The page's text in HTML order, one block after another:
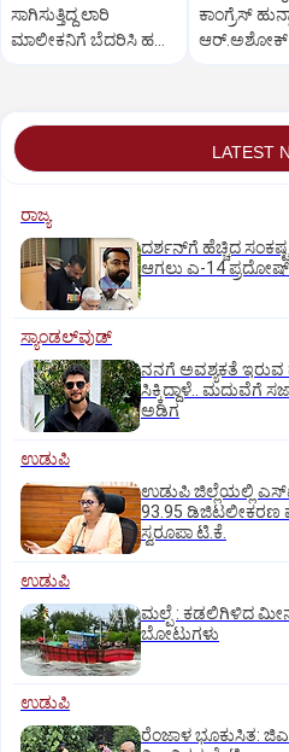
ಸಾಗಿಸುತ್ತಿದ್ದ ಲಾರಿ
ಮಾಲೀಕನಿಗೆ ಬೆದರಿಸಿ ಹಣ
ಕಾಂಗ್ರೆಸ್‌
LATEST
ರಾಜ್ಯ
ದರ್ಶನ್‌ಗೆ ಹೆಚ್ಚಿದ
ಆಗಲು ಎ-14
ಸ್ಯಾಂಡಲ್‌ವುಡ್‌
ನನಗೆ ಅವಶ್ಯಕತೆ ಇರುವ
ಸಿಕ್ಕಿದ್ದಾಳೆ.. ಮದುವೆಗೆ
ಅಡಿಗ
ಉಡುಪಿ
ಉಡುಪಿ ಜಿಲ್ಲೆಯಲ್ಲಿ
93.95 ಡಿಜಿಟಲೀಕರಣ
ಸ್ವರೂಪಾ ಟಿ.ಕೆ.
ಉಡುಪಿ
ಮಲ್ಪೆ : ಕಡಲಿಗಿಳಿದ
ಬೋಟುಗಳು
ಉಡುಪಿ
ರೆಂಜಾಳ ಭೂಕುಸಿತ: